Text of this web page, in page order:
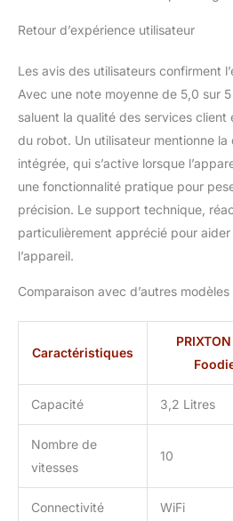
Retour d’expérience utilisateur
Les avis des utilisateurs confirment
Avec une note moyenne de 5,0 sur
saluent la qualité des services client
du robot. Un utilisateur mentionne
intégrée, qui s’active lorsque
une fonctionnalité pratique pour
précision. Le support technique,
particulièrement apprécié pour
l’appareil.
Comparaison avec d’autres modèles
Caractéristiques
Capacité 3,2 Litres
Nombre de
vitesses
10
Connectivité WiFi